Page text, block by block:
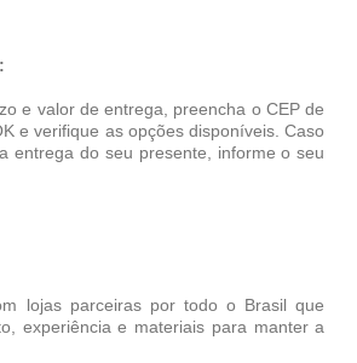
e valor de entrega, preencha o CEP de
e verifique as opções disponíveis. Caso
entrega do seu presente, informe o seu
lojas parceiras por todo o Brasil que
experiência e materiais para manter a